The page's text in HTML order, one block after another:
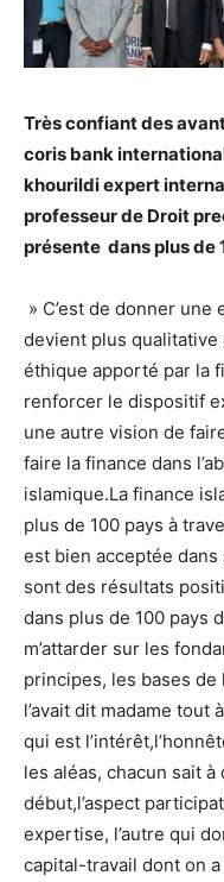
Très confiant des
coris bank
khourildi expert
professeur de Droit
présente dans plus de
» C’est de donner
devient plus
éthique apporté par la
renforcer le dispositif
une autre vision de
faire la finance dans
islamique.La finance
plus de 100 pays à
est bien acceptée
sont des résultats
dans plus de 100 pays
m’attarder sur les
principes, les bases de
l’avait dit madame tout
qui est
les aléas, chacun sait à
début,l’aspect
expertise, l’autre qui
capital-travail dont on